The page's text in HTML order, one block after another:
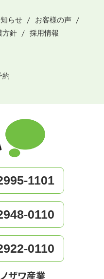
らせ
お客様の声
方針 採用情報
約
1101
0110
0110